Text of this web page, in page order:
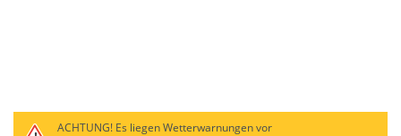
ACHTUNG!Es liegen Wetterwarnungen vor